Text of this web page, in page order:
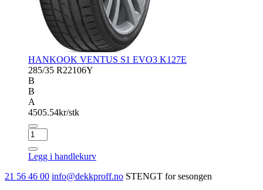
HANKOOK VENTUS S1 EVO3 K127E
285/35 R22106Y
B
B
A
4505.54kr/stk
HANKOOK
VENTUS
S1
EVO3
K127E
Legg i handlekurv
21 56 46 00 info@dekkproff.no STENGT for sesongen